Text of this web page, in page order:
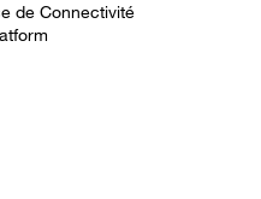
de Connectivité